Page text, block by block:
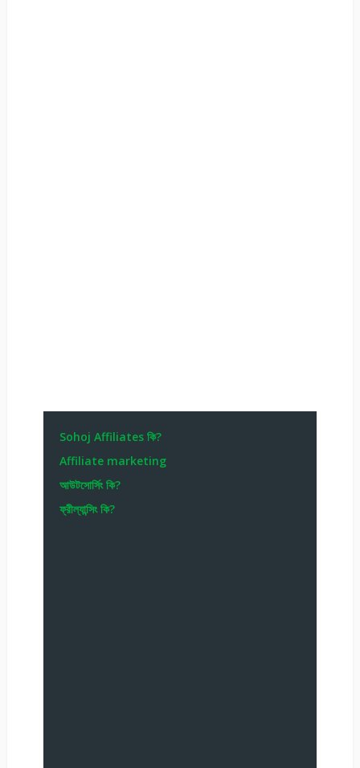
Sohoj Affiliates কি?
Affiliate marketing
আউটসোর্সিং কি?
ফ্রীল্যান্সিং কি?